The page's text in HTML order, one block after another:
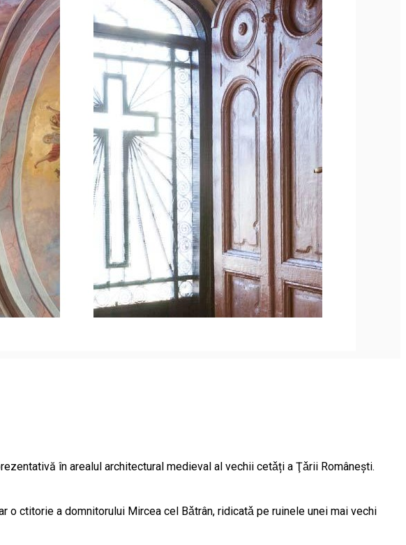
în arealul architectural medieval al vechii cetǎți a Ţǎrii Româneşti.
ctitorie a domnitorului Mircea cel Bǎtrân, ridicatǎ pe ruinele unei mai vechi